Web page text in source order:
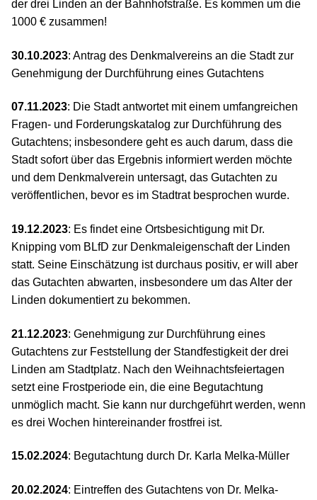
der drei Linden an der Bahnhofstraße. Es kommen um die
1000 € zusammen!
30.10.2023: Antrag des Denkmalvereins an die Stadt zur
Genehmigung der Durchführung eines Gutachtens
07.11.2023: Die Stadt antwortet mit einem umfangreichen
Fragen- und Forderungskatalog zur Durchführung des
Gutachtens; insbesondere geht es auch darum, dass die
Stadt sofort über das Ergebnis informiert werden möchte
und dem Denkmalverein untersagt, das Gutachten zu
veröffentlichen, bevor es im Stadtrat besprochen wurde.
19.12.2023: Es findet eine Ortsbesichtigung mit Dr.
Knipping vom BLfD zur Denkmaleigenschaft der Linden
statt. Seine Einschätzung ist durchaus positiv, er will aber
das Gutachten abwarten, insbesondere um das Alter der
Linden dokumentiert zu bekommen.
21.12.2023: Genehmigung zur Durchführung eines
Gutachtens zur Feststellung der Standfestigkeit der drei
Linden am Stadtplatz. Nach den Weihnachtsfeiertagen
setzt eine Frostperiode ein, die eine Begutachtung
unmöglich macht. Sie kann nur durchgeführt werden, wenn
es drei Wochen hintereinander frostfrei ist.
15.02.2024: Begutachtung durch Dr. Karla Melka-Müller
20.02.2024: Eintreffen des Gutachtens von Dr. Melka-